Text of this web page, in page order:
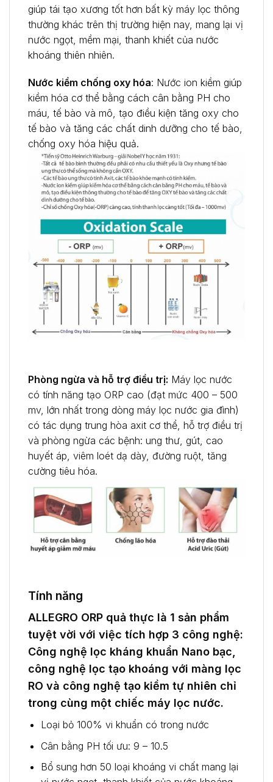
giúp tái tạo xương tốt hơn bất kỳ máy lọc thông
thường khác trên thị trường hiện nay, mang lại vị
nước ngọt, mềm mại, thanh khiết của nước
khoáng thiên nhiên.
Nước kiềm chống oxy hóa: Nước ion kiềm giúp
kiềm hóa cơ thể bằng cách cân bằng PH cho
máu, tế bào và mô, tạo điều kiện tăng oxy cho
tế bào và tăng các chất dinh dưỡng cho tế bào,
chống oxy hóa hiệu quả.
Phòng ngừa và hỗ trợ điều trị: Máy lọc nước
có tính năng tạo ORP cao (đạt mức 400 – 500
mv, lớn nhất trong dòng máy lọc nước gia đình)
có tác dụng trung hòa axit cơ thể, hỗ trợ điều trị
và phòng ngừa các bệnh: ung thư, gút, cao
huyết áp, viêm loét dạ dày, đường ruột, tăng
cường tiêu hóa.
Tính năng
ALLEGRO ORP quả thực là 1 sản phẩm
tuyệt vời với việc tích hợp 3 công nghệ:
Công nghệ lọc kháng khuẩn Nano bạc,
công nghệ lọc tạo khoáng với màng lọc
RO và công nghệ tạo kiềm tự nhiên chỉ
trong cùng một chiếc máy lọc nước.
Loại bỏ 100% vi khuẩn có trong nước
Cân bằng PH tối ưu: 9 – 10.5
Bổ sung hơn 50 loại khoáng vi chất mang lại